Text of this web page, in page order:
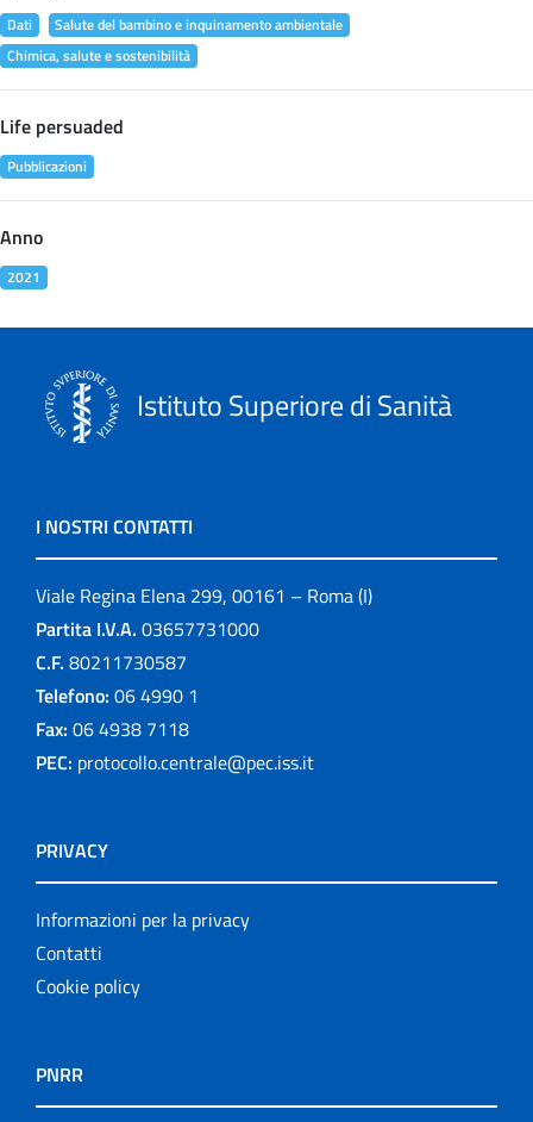
Dati
Salute del bambino e inquinamento ambientale
Chimica, salute e sostenibilità
Life persuaded
Pubblicazioni
Anno
2021
Istituto Superiore di Sanità
I NOSTRI CONTATTI
Viale Regina Elena 299, 00161 – Roma (I)
Partita I.V.A. 03657731000
C.F. 80211730587
Telefono: 06 4990 1
Fax: 06 4938 7118
PEC: protocollo.centrale@pec.iss.it
PRIVACY
Informazioni per la privacy
Contatti
Cookie policy
PNRR